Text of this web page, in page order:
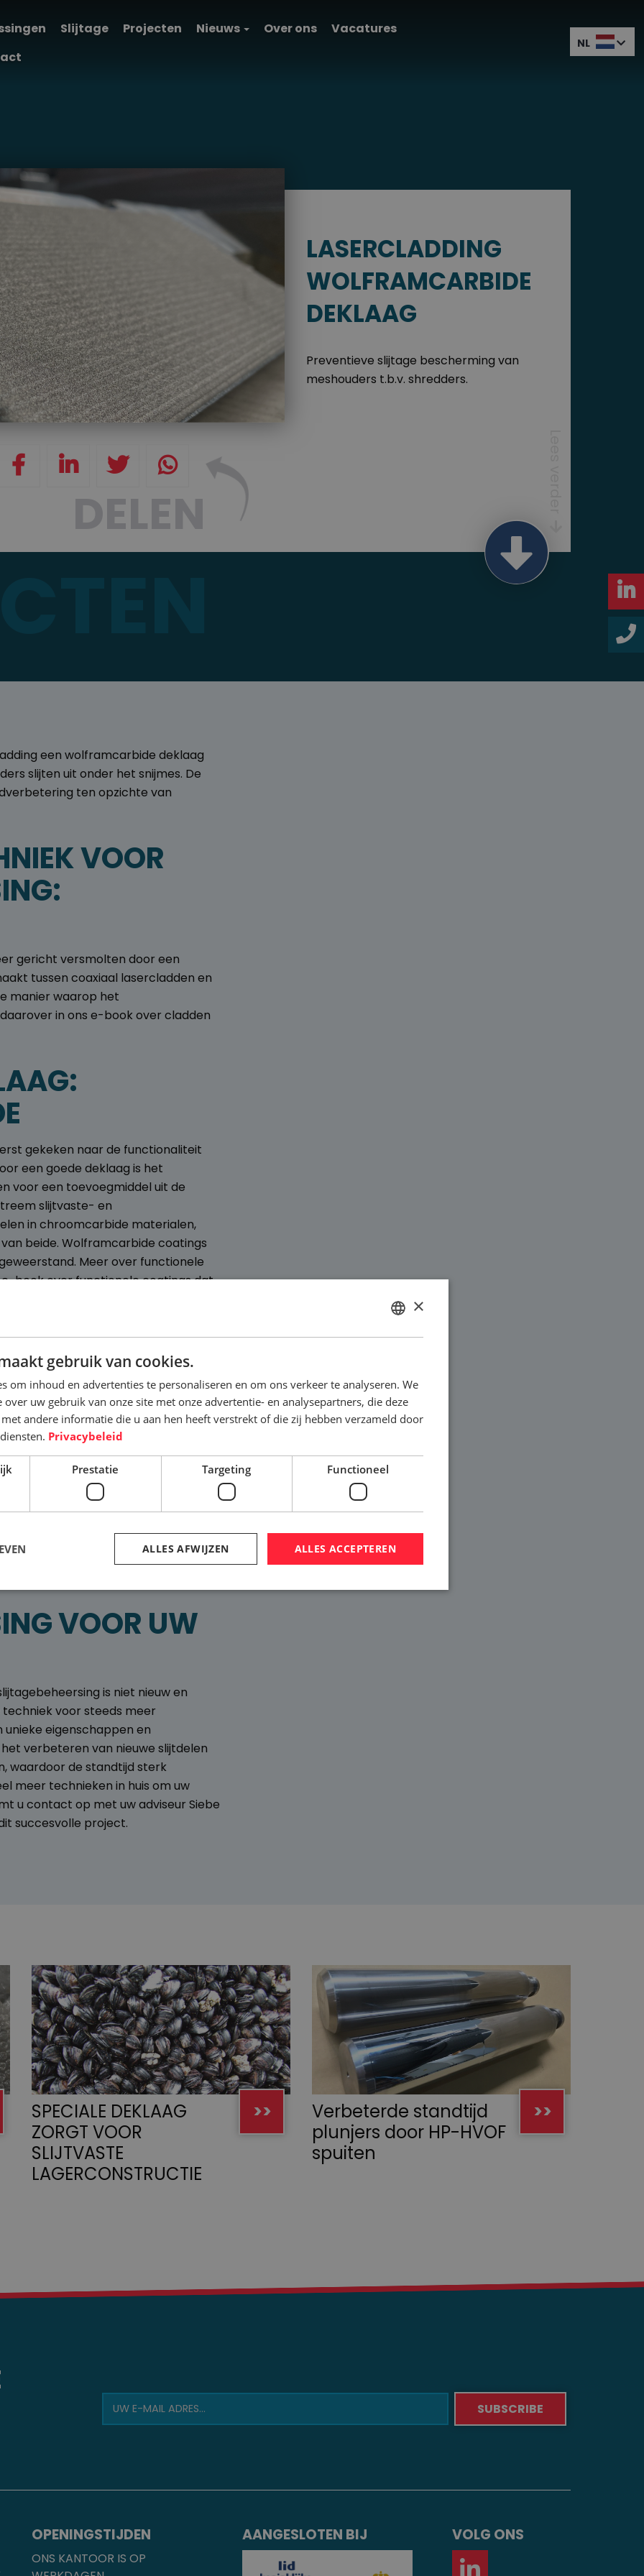
Slijtage Projecten Nieuws Over ons
Vacatures
DELEN
LASERCLADDING
WOLFRAMCARBIDE
DEKLAAG
Preventieve slijtage bescherming van
meshouders t.b.v. shredders.
een wolframcarbide deklaag
slijten uit onder het snijmes. De
ten opzichte van
VOOR
gericht versmolten door een
tussen coaxiaal lasercladden en
manier waarop het
in ons e-book over cladden
gekeken naar de functionaliteit
een goede deklaag is het
voor een toevoegmiddel uit de
slijtvaste- en
in chroomcarbide materialen,
beide. Wolframcarbide coatings
Meer over functionele
book over functionele coatings dat
die het zwaar te verduren krijgen,
plunjers, afsluiters,
een veelgebruikte techniek voor het
van een onderdeel.
oppervlak met een slijtvast en/of
hierbij versmolten met het te
dan thermisch spuiten is het type
sprake van een smeltbad, terwijl dit
wordt een materiaal
voor de deklaag. De verbinding bij
VOOR UW
is niet nieuw en
voor steeds meer
unieke eigenschappen en
verbeteren van nieuwe slijtdelen
waardoor de standtijd sterk
meer technieken in huis om uw
u contact op met uw adviseur Siebe
succesvolle project.
>>
SPECIALE DEKLAAG
ZORGT VOOR
SLIJTVASTE
LAGERCONSTRUCTIE
>>
Verbeterde standtijd
plunjers door HP-HVOF
spuiten
NL
OPENINGSTIJDEN
ONS KANTOOR IS OP
AANGESLOTEN BIJ VOLG ONS
×
gebruik van cookies.
om inhoud en advertenties te personaliseren en om ons verkeer te analyseren. We
uw gebruik van onze site met onze advertentie- en analysepartners, die deze
andere informatie die u aan hen heeft verstrekt of die zij hebben verzameld door
Privacybeleid
Prestatie Targeting Functioneel
ALLES ACCEPTEREN
ALLES AFWIJZEN